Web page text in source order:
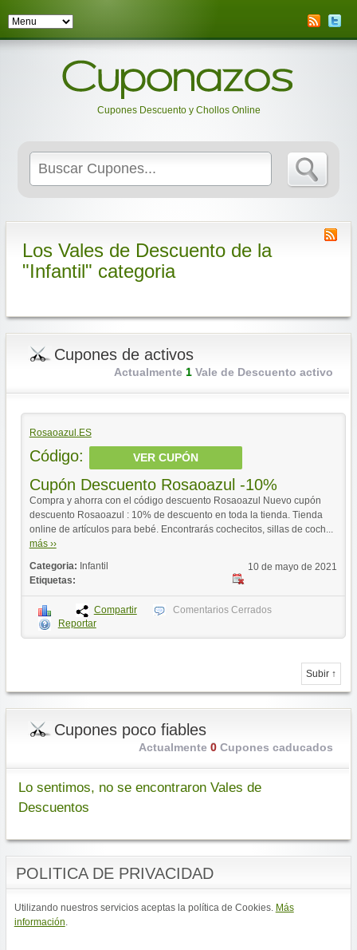
for:
Cupones Descuento y Chollos Online
Los Vales de Descuento de la
"Infantil" categoria
Cupones de activos
Actualmente 1Vale de Descuento activo
Rosaoazul.ES
Código: VER CUPÓN
Cupón Descuento Rosaoazul -10%
Compra y ahorra con el código descuento Rosaoazul Nuevo cupón
descuento Rosaoazul : 10% de descuento en toda la tienda. Tienda
online de artículos para bebé. Encontrarás cochecitos, sillas de coch...
más ››
10 de mayo de 2021
Categoria: Infantil
Etiquetas:
Compartir
Comentarios Cerrados
Reportar
Subir ↑
Cupones poco fiables
Actualmente 0Cupones caducados
Lo sentimos, no se encontraron Vales de
Descuentos
POLITICA DE PRIVACIDAD
Utilizando nuestros servicios aceptas la política de Cookies. Más
información